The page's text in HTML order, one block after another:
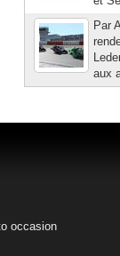
Par
aux
occasion